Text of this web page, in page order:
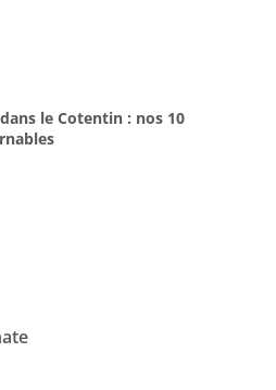
le Cotentin : nos 10